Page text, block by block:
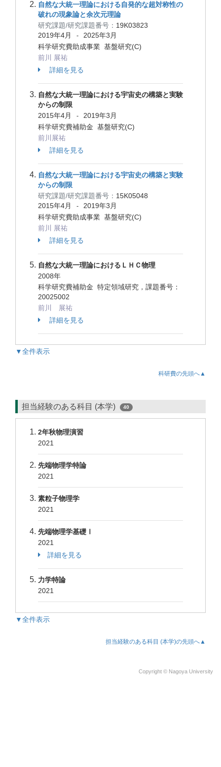
自然な大統一理論における自発的な超対称性の
破れの現象論と余次元理論
研究課題/研究課題番号： 19K03823
2019年4月
-
2025年3月
科学研究費助成事業 基盤研究(C)
前川 展祐
詳細を見る
自然な大統一理論における宇宙史の構築と実験
からの制限
2015年4月
-
2019年3月
科学研究費補助金 基盤研究(C)
前川展祐
詳細を見る
自然な大統一理論における宇宙史の構築と実験
からの制限
研究課題/研究課題番号： 15K05048
2015年4月
-
2019年3月
科学研究費助成事業 基盤研究(C)
前川 展祐
詳細を見る
自然な大統一理論におけるＬＨＣ物理
2008年
科学研究費補助金 特定領域研究，課題番号：
20025002
前川 展祐
詳細を見る
▼全件表示
科研費の先頭へ▲
担当経験のある科目 (本学) 40
2年秋物理演習
2021
先端物理学特論
2021
素粒子物理学
2021
先端物理学基礎Ⅰ
2021
詳細を見る
力学特論
2021
▼全件表示
担当経験のある科目 (本学)の先頭へ▲
Copyright © Nagoya University